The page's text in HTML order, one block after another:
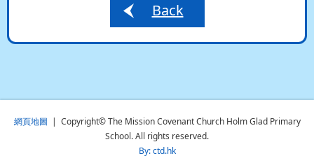
Back
網頁地圖 | Copyright© The Mission Covenant Church Holm Glad Primary
School. All rights reserved.
By: ctd.hk